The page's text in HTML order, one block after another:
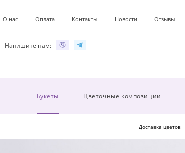
О нас Оплата Контакты Новости Отзывы
Напишите нам:
Букеты Цветочные композиции
Доставка цветов